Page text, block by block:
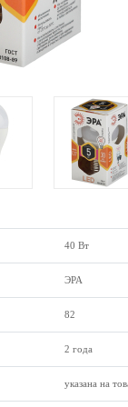
40 Вт
ЭРА
82
2 года
указана на